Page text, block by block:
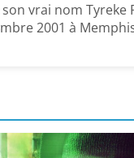
vrai nom Tyreke
2001 à